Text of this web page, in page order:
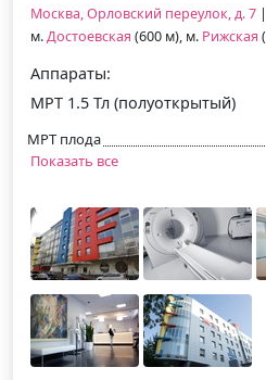
Москва, Орловский переулок, д. 7
м.Достоевская (600 м), м. Рижская
Аппараты:
МРТ 1.5 Тл (полуоткрытый)
МРТ плода
Показать все